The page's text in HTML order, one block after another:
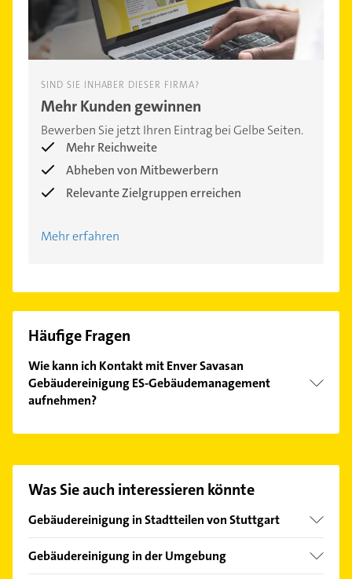
SIND SIE INHABER DIESER FIRMA?
Mehr Kunden gewinnen
Bewerben Sie jetzt Ihren Eintrag bei Gelbe Seiten.
Mehr Reichweite
Abheben von Mitbewerbern
Relevante Zielgruppen erreichen
Mehr erfahren
Häufige Fragen
Wie kann ich Kontakt mit Enver Savasan
Gebäudereinigung ES-Gebäudemanagement
aufnehmen?
unserem Kontaktdaten-Bereich auswählen. Hier
finden Sie alle
Kontaktdaten
Was Sie auch interessieren könnte
Gebäudereinigung in Stadtteilen von Stuttgart
Bad Cannstatt
Gebäudereinigung in der Umgebung